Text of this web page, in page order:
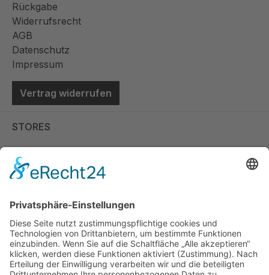
Rückgabe
Widerrufsrecht
AGB
Datenschutz
Impressum
Vertrag widerrufen
STORES
Store Viernheim
Store Berlin
Handelspartner Köln
SICHERE BEZAHLUNG